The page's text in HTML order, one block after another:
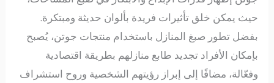
حيث يمكن خلق تأثيرات فريدة بألوان حديثة ومبتكرة.
بفضل تطور صبغ المنازل باستخدام منتجات جوتن، يُصبح
بإمكان الأفراد تجديد طابع منازلهم بطريقة اقتصادية
وفعّالة، مضافًا إلى إبراز رؤيتهم الشخصية وروح استشراف